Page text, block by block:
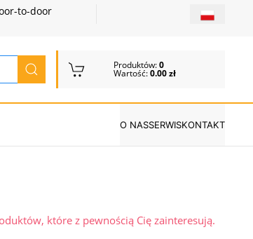
to-door
Produktów:0
Wartość:0.00 zł
O NASSERWISKONTAKT
które z pewnością Cię zainteresują.